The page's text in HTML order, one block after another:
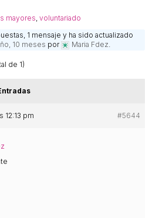
mayores, voluntariado
1 mensaje y ha sido actualizado
10 meses por Maria Fdez.
de 1)
12:13 pm #5644
I JOVES
SECTOR